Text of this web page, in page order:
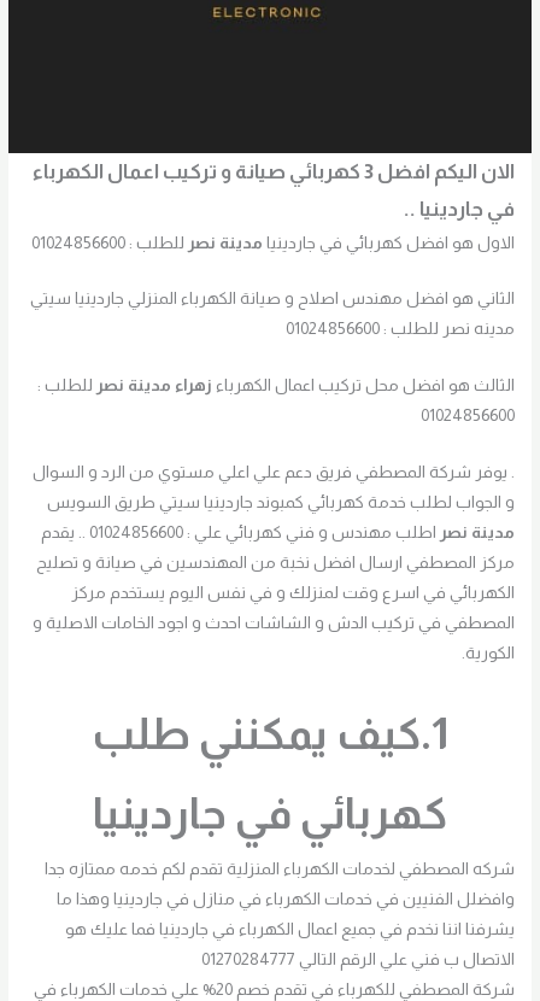
الان اليكم افضل 3 كهربائي صيانة و تركيب اعمال الكهرباء
في جاردينيا ..
الاول هو افضل كهربائي في جاردينيا مدينة نصر للطلب : 01024856600
الثاني هو افضل مهندس اصلاح و صيانة الكهرباء المنزلي جاردينيا سيتي
مدينه نصر للطلب : 01024856600
الثالث هو افضل محل تركيب اعمال الكهرباء زهراء مدينة نصر للطلب :
01024856600
. يوفر شركة المصطفي فريق دعم علي اعلي مستوي من الرد و السوال
و الجواب لطلب خدمة كهربائي كمبوند جاردينيا سيتي طريق السويس
مدينة نصر
اطلب مهندس و فني كهربائي علي : 01024856600 .. يقدم
مركز المصطفي ارسال افضل نخبة من المهندسين في صيانة و تصليح
الكهربائي في اسرع وقت لمنزلك و في نفس اليوم يستخدم مركز
المصطفي في تركيب الدش و الشاشات احدث و اجود الخامات الاصلية و
الكورية.
1.كيف يمكنني طلب
كهربائي في جاردينيا
شركه المصطفي لخدمات الكهرباء المنزلية تقدم لكم خدمه ممتازه جدا
وافضلل الفنيين في خدمات الكهرباء في منازل في جاردينيا وهذا ما
يشرفنا اننا نخدم في جميع اعمال الكهرباء في جاردينيا فما عليك هو
الاتصال ب فني علي الرقم التالي 01270284777
شركة المصطفي للكهرباء في تقدم خصم 20% علي خدمات الكهرباء في